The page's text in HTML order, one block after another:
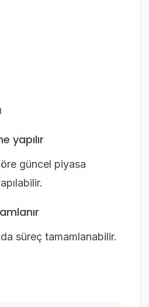
yapılır
güncel piyasa
süreç tamamlanabilir.